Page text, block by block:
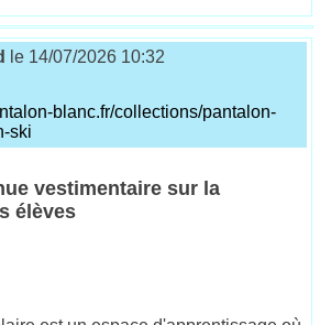
le 14/07/2026 10:32
blanc.fr/collections/pantalon-
ski
vestimentaire sur la
élèves